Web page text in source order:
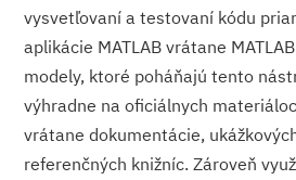
vysvetľovaní a testovaní kódu
aplikácie MATLAB vrátane
modely, ktoré poháňajú tento
výhradne na oficiálnych
vrátane dokumentácie,
referenčných knižníc. Zároveň